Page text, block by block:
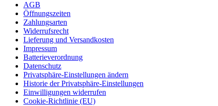
AGB
Öffnungszeiten
Zahlungsarten
Widerrufsrecht
Lieferung und Versandkosten
Impressum
Batterieverordnung
Datenschutz
Privatsphäre-Einstellungen ändern
Historie der Privatsphäre-Einstellungen
Einwilligungen widerrufen
Cookie-Richtlinie (EU)